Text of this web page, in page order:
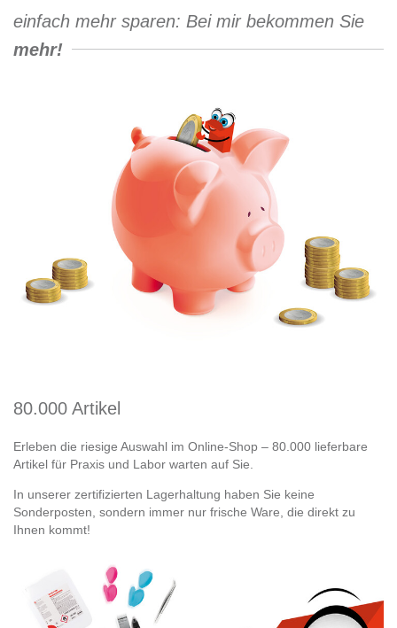
einfach mehr sparen: Bei mir bekommen Sie
mehr!
80.000 Artikel
Erleben die riesige Auswahl im Online-Shop – 80.000 lieferbare
Artikel für Praxis und Labor warten auf Sie.
In unserer zertifizierten Lagerhaltung haben Sie keine
Sonderposten, sondern immer nur frische Ware, die direkt zu
Ihnen kommt!